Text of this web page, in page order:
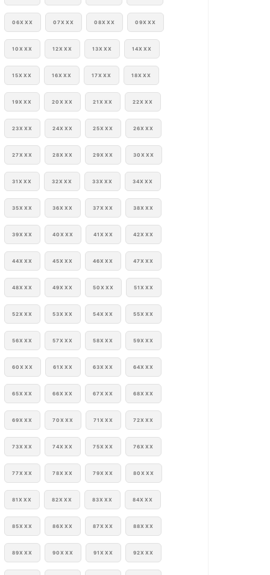
06XXX 07XXX 08XXX 09XXX
10XXX 12XXX 13XXX 14XXX
15XXX 16XXX 17XXX 18XXX
19XXX 20XXX 21XXX 22XXX
23XXX 24XXX 25XXX 26XXX
27XXX 28XXX 29XXX 30XXX
31XXX 32XXX 33XXX 34XXX
35XXX 36XXX 37XXX 38XXX
39XXX 40XXX 41XXX 42XXX
44XXX 45XXX 46XXX 47XXX
48XXX 49XXX 50XXX 51XXX
52XXX 53XXX 54XXX 55XXX
56XXX 57XXX 58XXX 59XXX
60XXX 61XXX 63XXX 64XXX
65XXX 66XXX 67XXX 68XXX
69XXX 70XXX 71XXX 72XXX
73XXX 74XXX 75XXX 76XXX
77XXX 78XXX 79XXX 80XXX
81XXX 82XXX 83XXX 84XXX
85XXX 86XXX 87XXX 88XXX
89XXX 90XXX 91XXX 92XXX